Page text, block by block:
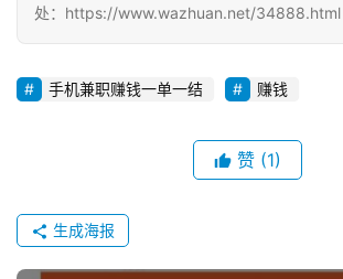
处：https://www.wazhuan.net/34888.html
手机兼职赚钱一单一结 赚钱
赞 (1)
生成海报